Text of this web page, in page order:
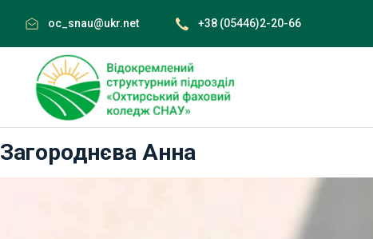
content
oc_snau@ukr.net +38 (05446)2-20-66
Загороднєва Анна